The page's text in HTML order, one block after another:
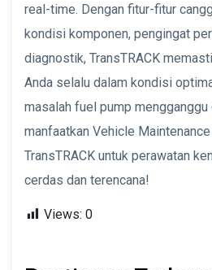
real-time. Dengan fitur-fitur
kondisi komponen, pengingat
diagnostik, TransTRACK
Anda selalu dalam kondisi
masalah fuel pump
manfaatkan Vehicle
TransTRACK untuk perawatan
cerdas dan terencana!
Views: 0